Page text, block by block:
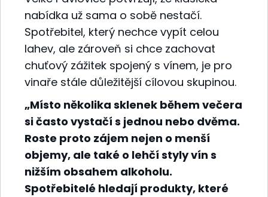
nabídka už sama o sobě nestačí.
Spotřebitel, který nechce vypít celou
lahev, ale zároveň si chce zachovat
chuťový zážitek spojený s vínem, je pro
vinaře stále důležitější cílovou skupinou.
„Místo několika sklenek během večera
si často vystačí s jednou nebo dvěma.
Roste proto zájem nejen o menší
objemy, ale také o lehčí styly vín s
nižším obsahem alkoholu.
Spotřebitelé hledají produkty, které